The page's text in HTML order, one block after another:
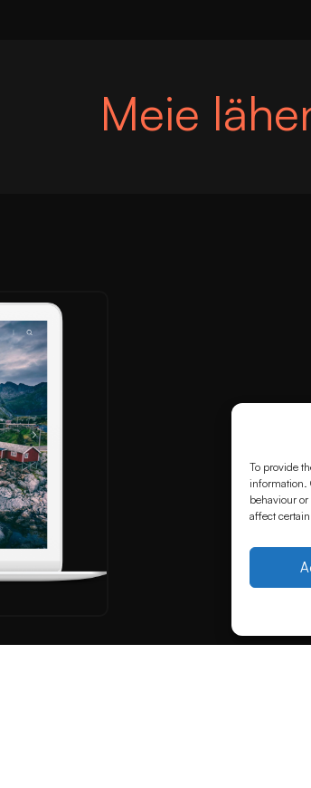
To provide
information.
behaviour
affect
Meie